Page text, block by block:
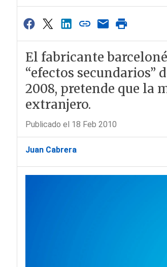
El fabricante
“efectos secundarios”
2008, pretende que la
extranjero.
Publicado el 18 Feb 2010
Juan Cabrera